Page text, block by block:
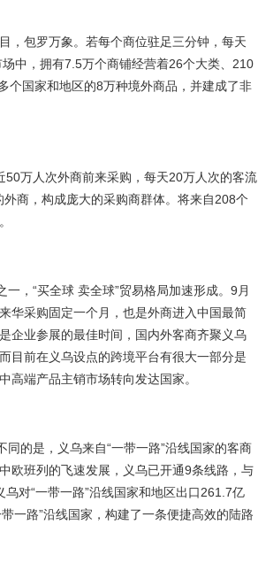
，包罗万象。若每个商位驻足三分钟，每天
中，拥有7.5万个商铺经营着26个大类、210
个国家和地区的8万种境外商品，并建成了非
万人次外商前来采购，每天20万人次的客流
商，构成庞大的采购商群体。将来自208个
，“买全球 卖全球”贸易格局加速形成。9月
华采购固定一个月，也是外商进入中国最简
企业参展的最佳时间，国内外客商齐聚义乌
目前在义乌设点的跨境平台有很大一部分是
高端产品主销市场转向发达国家。
的是，义乌来自“一带一路”沿线国家的客商
欧班列的飞速发展，义乌已开通9条线路，与
对“一带一路”沿线国家和地区出口261.7亿
一路”沿线国家，构建了一条便捷高效的陆路